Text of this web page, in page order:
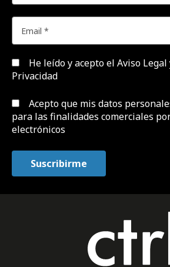
He leído y acepto el Aviso
Privacidad
Acepto que mis datos
para las finalidades comerciales
electrónicos